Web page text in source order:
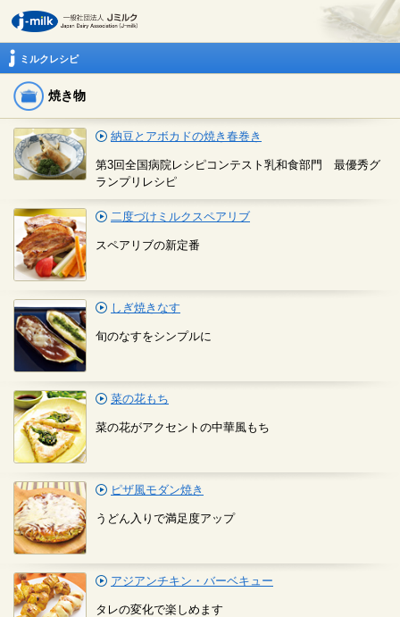
ミルクレシピ
焼き物
納豆とアボカドの焼き春巻き
第3回全国病院レシピコンテスト乳和食部門 最優秀グ
ランプリレシピ
二度づけミルクスペアリブ
スペアリブの新定番
しぎ焼きなす
旬のなすをシンプルに
菜の花もち
菜の花がアクセントの中華風もち
ピザ風モダン焼き
うどん入りで満足度アップ
アジアンチキン・バーベキュー
タレの変化で楽しめます